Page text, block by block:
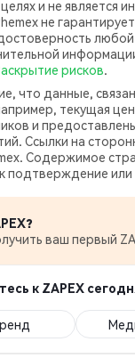
и не является
не
рисков.
что данные,
текущая
и
Ссылки на
Содержимое
подтверждение
ваш первый
к ZAPEX